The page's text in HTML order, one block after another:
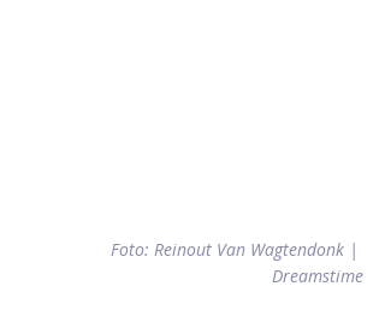
Foto: Reinout Van Wagtendonk |
Dreamstime